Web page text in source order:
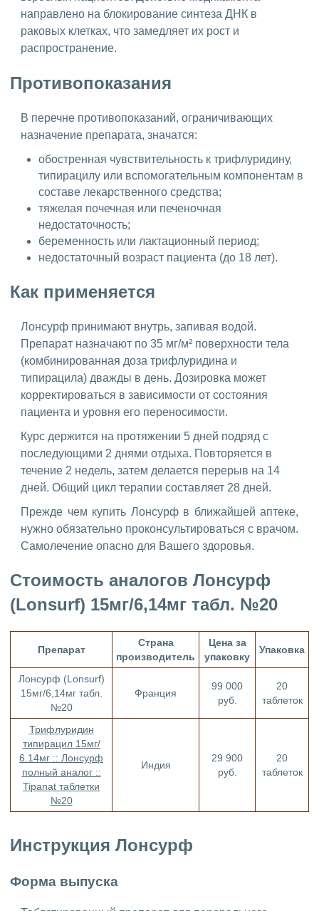
направлено на блокирование синтеза ДНК в
раковых клетках, что замедляет их рост и
распространение.
Противопоказания
В перечне противопоказаний, ограничивающих
назначение препарата, значатся:
обостренная чувствительность к трифлуридину,
типирацилу или вспомогательным компонентам в
составе лекарственного средства;
тяжелая почечная или печеночная
недостаточность;
беременность или лактационный период;
недостаточный возраст пациента (до 18 лет).
Как применяется
Лонсурф принимают внутрь, запивая водой.
Препарат назначают по 35 мг/м² поверхности тела
(комбинированная доза трифлуридина и
типирацила) дважды в день. Дозировка может
корректироваться в зависимости от состояния
пациента и уровня его переносимости.
Курс держится на протяжении 5 дней подряд с
последующими 2 днями отдыха. Повторяется в
течение 2 недель, затем делается перерыв на 14
дней. Общий цикл терапии составляет 28 дней.
Прежде чем купить Лонсурф в ближайшей аптеке,
нужно обязательно проконсультироваться с врачом.
Самолечение опасно для Вашего здоровья.
Стоимость аналогов Лонсурф
(Lonsurf) 15мг/6,14мг табл. №20
Препарат
Страна
производитель
Цена за
упаковку
Упаковка
Лонсурф (Lonsurf)
15мг/6,14мг табл.
№20
Франция
99 000
руб.
20
таблеток
Трифлуридин
типирацил 15мг/
6.14мг :: Лонсурф
полный аналог ::
Tipanat таблетки
№20
Индия
29 900
руб.
20
таблеток
Инструкция Лонсурф
Форма выпуска